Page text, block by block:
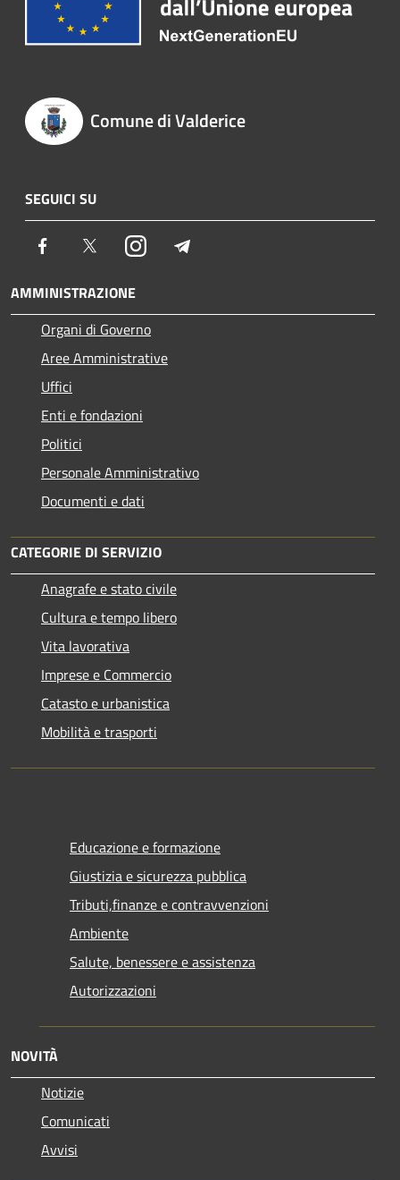
Comune di Valderice
SEGUICI SU
Facebook TwitterInstagram
AMMINISTRAZIONE
Organi di Governo
Aree Amministrative
Uffici
Enti e fondazioni
Politici
Personale Amministrativo
Documenti e dati
CATEGORIE DI SERVIZIO
Anagrafe e stato civile
Cultura e tempo libero
Vita lavorativa
Imprese e Commercio
Catasto e urbanistica
Mobilità e trasporti
Educazione e formazione
Giustizia e sicurezza pubblica
Tributi,finanze e contravvenzioni
Ambiente
Salute, benessere e assistenza
Autorizzazioni
NOVITÀ
Notizie
Comunicati
Avvisi